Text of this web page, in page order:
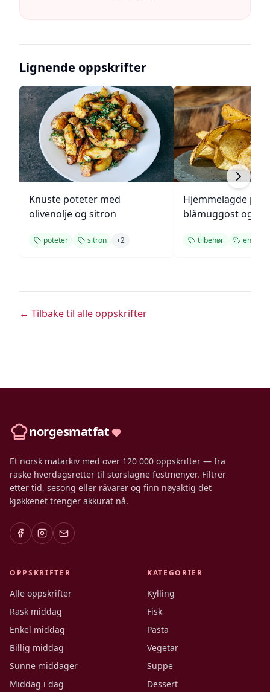
Lignende oppskrifter
Knuste poteter med
olivenolje og sitron
poteter sitron +2
Hjemmelagde
blåmuggost og
tilbehør enkel
← Tilbake til alle oppskrifter
norgesmatfat
Et norsk matarkiv med over 120 000 oppskrifter — fra
raske hverdagsretter til storslagne festmenyer. Filtrer
etter tid, sesong eller råvarer og finn nøyaktig det
kjøkkenet trenger akkurat nå.
OPPSKRIFTER
Alle oppskrifter
Rask middag
Enkel middag
Billig middag
Sunne middager
Middag i dag
KATEGORIER
Kylling
Fisk
Pasta
Vegetar
Suppe
Dessert